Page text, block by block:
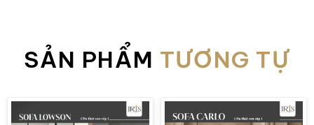
SẢN PHẨM TƯƠNG TỰ